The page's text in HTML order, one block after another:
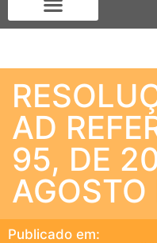
AD
95, DE
Publicado em: